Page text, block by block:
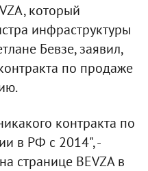
который
инфраструктуры
Бевзе, заявил,
по продаже
контракта по
в РФ с 2014", -
странице BEVZA в